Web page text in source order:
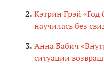
Кэтрин Грэй
научилась без
Анна Бабич
ситуации